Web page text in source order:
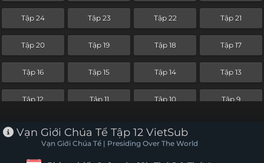
Tập 24 Tập 23 Tập 22 Tập 21
Tập 20 Tập 19 Tập 18 Tập 17
Tập 16 Tập 15 Tập 14 Tập 13
Tập 12 Tập 11 Tập 10 Tập 9
Tập 8 Tập 7 Tập 6
Vạn Giới Chúa Tể Tập 12 VietSub
Vạn Giới Chúa Tể | Presiding Over The World